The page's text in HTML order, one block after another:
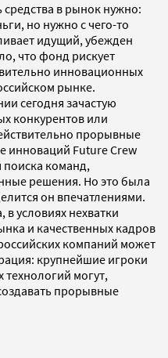
в рынок нужно:
но нужно с чего-то
идущий, убежден
что фонд рискует
инновационных
рынке.
сегодня зачастую
конкурентов или
прорывные
инноваций Future Crew
поиска команд,
решения. Но это была
он впечатлениями.
условиях нехватки
и качественных кадров
компаний может
крупнейшие игроки
технологий могут,
прорывные